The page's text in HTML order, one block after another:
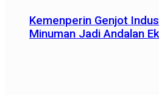
Kemenperin Genjot
Minuman Jadi Andalan